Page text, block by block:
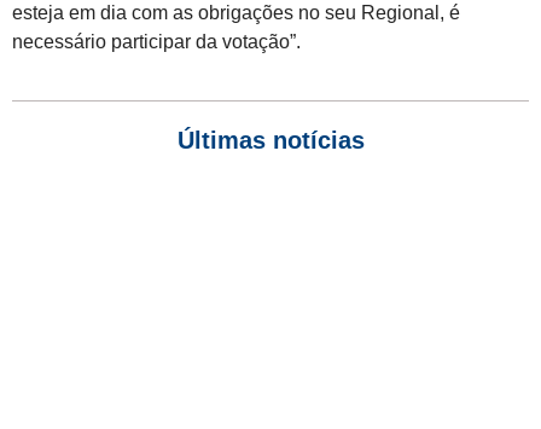
esteja em dia com as obrigações no seu Regional, é
necessário participar da votação”.
Últimas notícias